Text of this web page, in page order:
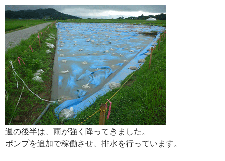
週の後半は、雨が強く降ってきました。
ポンプを追加で稼働させ、排水を行っています。